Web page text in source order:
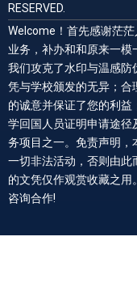
RESERVED.
Welcome！首先感谢茫
业务，补办和和原来一模
我们攻克了水印与温感防
凭与学校颁发的无异；合
的诚意并保证了您的利
学回国人员证明申请途径
务项目之一。免责声明
一切非法活动，否则由
的文凭仅作观赏收藏之
咨询合作!